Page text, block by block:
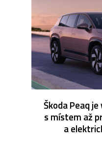
Škoda Peaq
s místem až
a